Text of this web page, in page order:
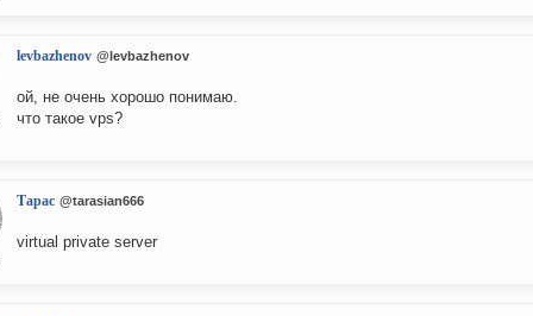
levbazhenov @levbazhenov
ой, не очень хорошо понимаю.
что такое vps?
Тарас @tarasian666
virtual private server